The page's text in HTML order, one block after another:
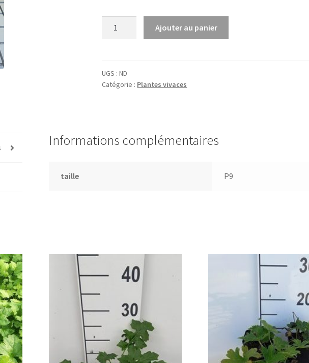
Ajouter au panier
UGS :ND
Catégorie : Plantes vivaces
Informations complémentaires
taille P9